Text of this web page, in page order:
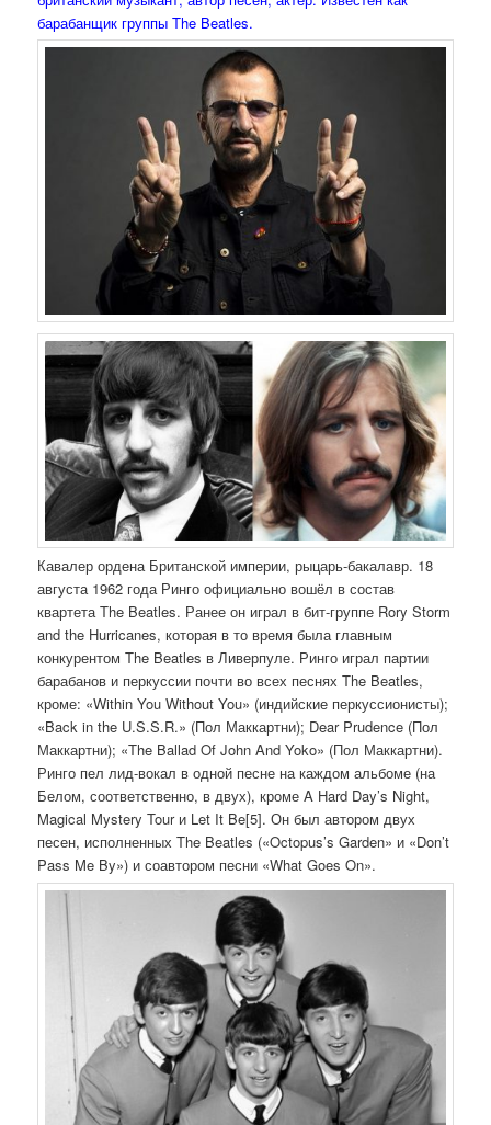
барабанщик группы The Beatles.
Кавалер ордена Британской империи, рыцарь-бакалавр. 18
августа 1962 года Ринго официально вошёл в состав
квартета The Beatles. Ранее он играл в бит-группе Rory Storm
and the Hurricanes, которая в то время была главным
конкурентом The Beatles в Ливерпуле. Ринго играл партии
барабанов и перкуссии почти во всех песнях The Beatles,
кроме: «Within You Without You» (индийские перкуссионисты);
«Back in the U.S.S.R.» (Пол Маккартни); Dear Prudence (Пол
Маккартни); «The Ballad Of John And Yoko» (Пол Маккартни).
Ринго пел лид-вокал в одной песне на каждом альбоме (на
Белом, соответственно, в двух), кроме A Hard Day’s Night,
Magical Mystery Tour и Let It Be[5]. Он был автором двух
песен, исполненных The Beatles («Octopus’s Garden» и «Don’t
Pass Me By») и соавтором песни «What Goes On».